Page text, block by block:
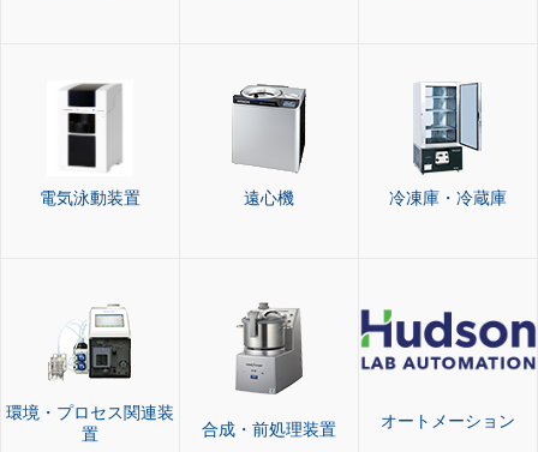
電気泳動装置 遠心機 冷凍庫・冷蔵庫
環境・プロセス関連装
置
合成・前処理装置 オートメーション